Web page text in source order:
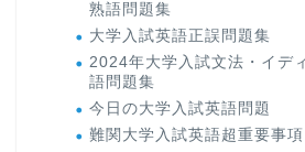
熟語問題集
大学入試英語正誤問題集
2024年大学入試文法・イデ
語問題集
今日の大学入試英語問題
難関大学入試英語超重要事項